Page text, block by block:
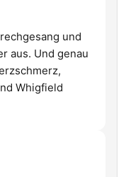
und
aus. Und genau
Whigfield